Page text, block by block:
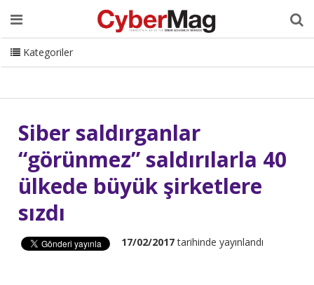
Ana Sayfa Hakkımızda Dergi Editörden
Danışmanlık
ISC Turkey Sizden Gelenler
İletişim
CyberMag Logo
Kategoriler
Siber saldırganlar
“görünmez” saldırılarla 40
ülkede büyük şirketlere
sızdı
17/02/2017tarihinde yayınlandı